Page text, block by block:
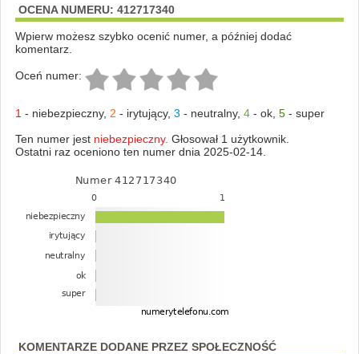
OCENA NUMERU: 412717340
Wpierw możesz szybko ocenić numer, a później dodać
komentarz.
Oceń numer:
1 - niebezpieczny, 2 - irytujący, 3 - neutralny, 4- ok, 5- super
Ten numer jest niebezpieczny. Głosował 1 użytkownik.
Ostatni raz oceniono ten numer dnia 2025-02-14.
KOMENTARZE DODANE PRZEZ SPOŁECZNOŚĆ